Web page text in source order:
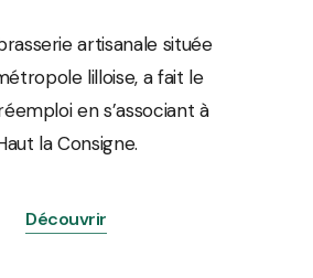
artisanale située
lilloise, a fait le
en s’associant à
la Consigne.
Découvrir